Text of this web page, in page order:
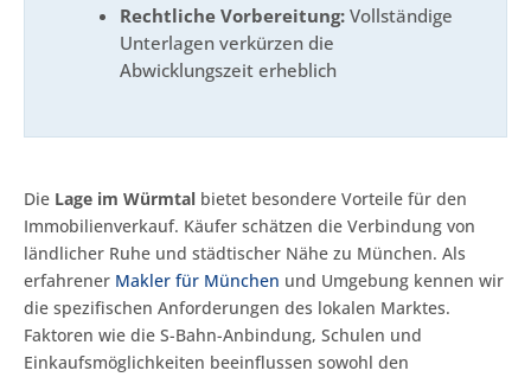
Rechtliche Vorbereitung:Vollständige
Unterlagen verkürzen die
Abwicklungszeit erheblich
Die Lage im Würmtal bietet besondere Vorteile für den
Immobilienverkauf. Käufer schätzen die Verbindung von
ländlicher Ruhe und städtischer Nähe zu München. Als
erfahrener Makler für München und Umgebung kennen wir
die spezifischen Anforderungen des lokalen Marktes.
Faktoren wie die S-Bahn-Anbindung, Schulen und
Einkaufsmöglichkeiten beeinflussen sowohl den